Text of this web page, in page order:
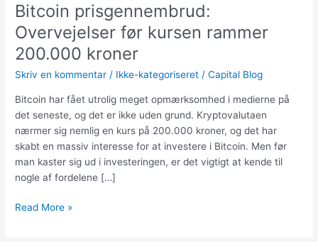
Bitcoin prisgennembrud:
Overvejelser før kursen rammer
200.000 kroner
Skriv en kommentar / Ikke-kategoriseret /Capital Blog
Bitcoin har fået utrolig meget opmærksomhed i medierne på
det seneste, og det er ikke uden grund. Kryptovalutaen
nærmer sig nemlig en kurs på 200.000 kroner, og det har
skabt en massiv interesse for at investere i Bitcoin. Men før
man kaster sig ud i investeringen, er det vigtigt at kende til
nogle af fordelene […]
Bitcoin
Read More »